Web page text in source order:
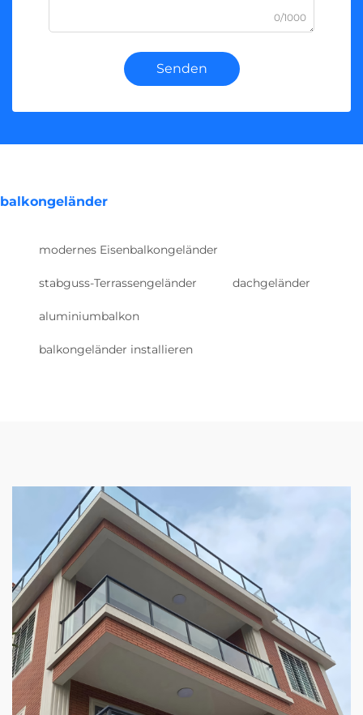
0/1000
Senden
balkongeländer
modernes Eisenbalkongeländer
stabguss-Terrassengeländer dachgeländer
aluminiumbalkon
balkongeländer installieren